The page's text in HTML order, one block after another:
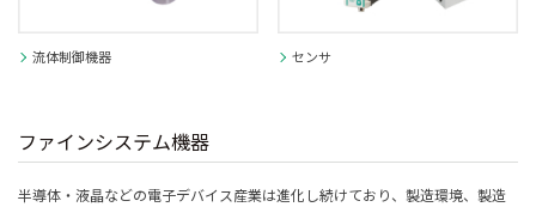
流体制御機器 センサ
ファインシステム機器
半導体・液晶などの電子デバイス産業は進化し続けており、製造環境、製造